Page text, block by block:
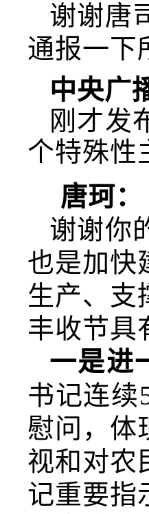
谢谢唐
通报一下
中央广
刚才发
个特殊性
唐珂：
谢谢你
也是加快
生产、支
丰收节具
一是进
书记连续
慰问，体
视和对农
记重要指